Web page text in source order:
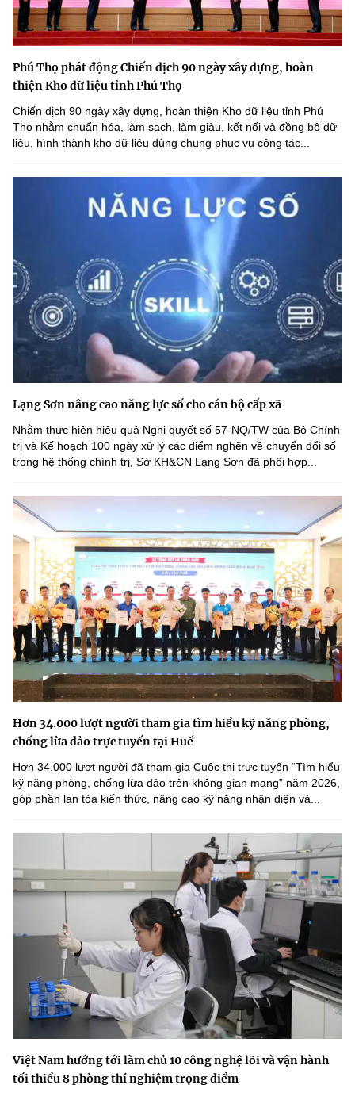
Phú Thọ phát động Chiến dịch 90 ngày xây dựng, hoàn
thiện Kho dữ liệu tỉnh Phú Thọ
Chiến dịch 90 ngày xây dựng, hoàn thiện Kho dữ liệu tỉnh Phú
Thọ nhằm chuẩn hóa, làm sạch, làm giàu, kết nối và đồng bộ dữ
liệu, hình thành kho dữ liệu dùng chung phục vụ công tác...
Lạng Sơn nâng cao năng lực số cho cán bộ cấp xã
Nhằm thực hiện hiệu quả Nghị quyết số 57-NQ/TW của Bộ Chính
trị và Kế hoạch 100 ngày xử lý các điểm nghẽn về chuyển đổi số
trong hệ thống chính trị, Sở KH&CN Lạng Sơn đã phối hợp...
Hơn 34.000 lượt người tham gia tìm hiểu kỹ năng phòng,
chống lừa đảo trực tuyến tại Huế
Hơn 34.000 lượt người đã tham gia Cuộc thi trực tuyến “Tìm hiểu
kỹ năng phòng, chống lừa đảo trên không gian mạng” năm 2026,
góp phần lan tỏa kiến thức, nâng cao kỹ năng nhận diện và...
Việt Nam hướng tới làm chủ 10 công nghệ lõi và vận hành
tối thiểu 8 phòng thí nghiệm trọng điểm